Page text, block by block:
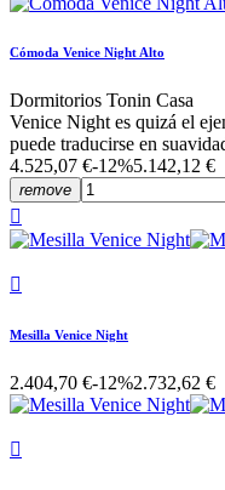
Cómoda Venice Night Alto
Dormitorios Tonin Casa
Venice Night es quizá el
puede traducirse en
4.525,07 €-12%5.142,12 €
remove


Mesilla Venice Night
2.404,70 €-12%2.732,62 €
